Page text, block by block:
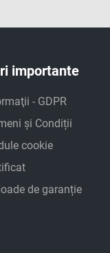
importante
- GDPR
și Condiții
cookie
de garanție